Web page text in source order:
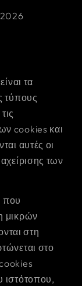
2026
τα
τύπους
cookies και
αυτές οι
των
που
μικρών
στη
στο
ιστότοπου,